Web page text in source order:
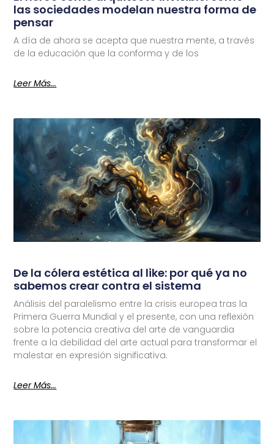
las sociedades modelan nuestra forma de
pensar
A día de ahora se acepta que nuestra mente, a través
de la educación que la conforma y de los
Leer Más...
De la cólera estética al like: por qué ya no
sabemos crear contra el sistema
Análisis del paralelismo entre la crisis europea tras la
Primera Guerra Mundial y el presente, con una reflexión
sobre la potencia creativa del arte de vanguardia
frente a la debilidad del arte actual para transformar el
malestar en expresión significativa.
Leer Más...